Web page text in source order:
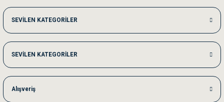
Me***** Ya******
Akşam verdiğim sipariş bir sonraki gün elime ulaştı. Jack russell köpeğim
Ka***** Ar******
SEVİLEN KATEGORİLER
SEVİLEN KATEGORİLER
Alışveriş